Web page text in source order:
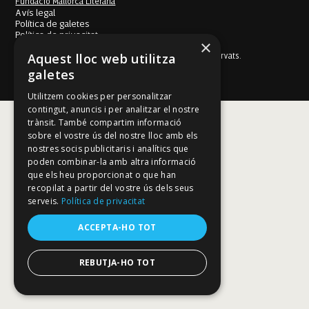
Avís legal
Política de galetes
Política de privacitat
© Fundació Mallorca Literària 2026. Tots els drets reservats.
Disseny i desenvolupament web BESTALDE STUDIO
×
Aquest lloc web utilitza
galetes
Utilitzem cookies per personalitzar
contingut, anuncis i per analitzar el nostre
trànsit. També compartim informació
sobre el vostre ús del nostre lloc amb els
nostres socis publicitaris i analítics que
poden combinar-la amb altra informació
que els heu proporcionat o que han
recopilat a partir del vostre ús dels seus
serveis. Política de privacitat
ACCEPTA-HO TOT
REBUTJA-HO TOT